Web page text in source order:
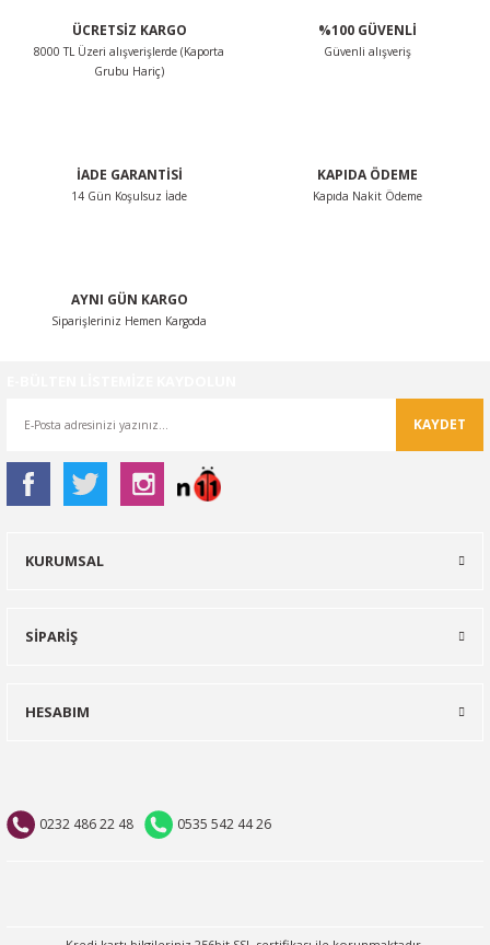
Ürün açıklamasında eksik bilgiler bulunuyor.
Ürün bilgilerinde hatalar bulunuyor.
ÜCRETSİZ KARGO
8000 TL Üzeri alışverişlerde (Kaporta
Grubu Hariç)
%100 GÜVENLİ
Güvenli alışveriş
İADE GARANTİSİ
14 Gün Koşulsuz İade
KAPIDA ÖDEME
Kapıda Nakit Ödeme
AYNI GÜN KARGO
Siparişleriniz Hemen Kargoda
KAYDET
0232 486 22 48 0535 542 44 26
KURUMSAL
SİPARİŞ
HESABIM